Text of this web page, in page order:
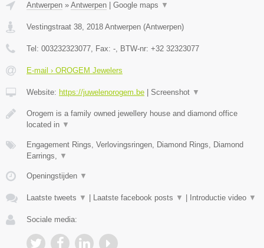
Antwerpen » Antwerpen Google maps ▼
Vestingstraat 38, 2018 Antwerpen (Antwerpen)
Tel: 003232323077, Fax: -, BTW-nr: +32 32323077
E-mail › OROGEM Jewelers
Website: https://juwelenorogem.be Screenshot ▼
Orogem is a family owned jewellery house and diamond office
located in ▼
Engagement Rings, Verlovingsringen, Diamond Rings, Diamond
Earrings, ▼
Openingstijden ▼
Laatste tweets ▼ Laatste facebook posts ▼ Introductie video ▼
Sociale media: